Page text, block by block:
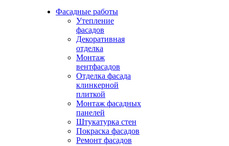
Фасадные работы
Утепление
фасадов
Декоративная
отделка
Монтаж
вентфасадов
Отделка фасада
клинкерной
плиткой
Монтаж фасадных
панелей
Штукатурка стен
Покраска фасадов
Ремонт фасадов